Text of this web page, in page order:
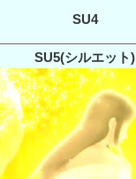
SU4
SU5(シルエット)